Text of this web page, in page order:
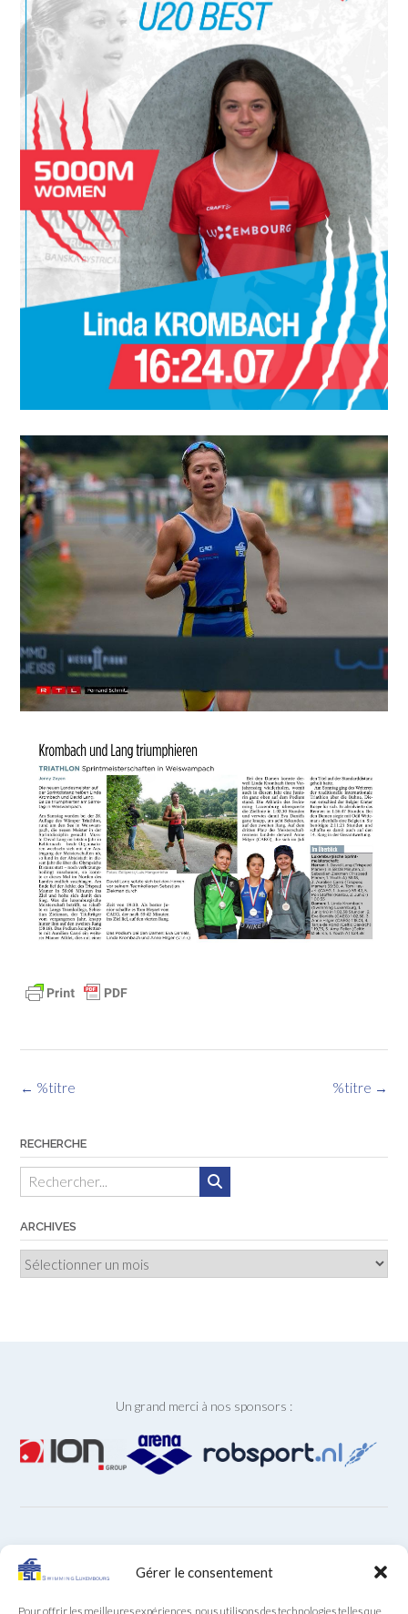
Gérer le consentement
Pour offrir les meilleures expériences, nous utilisons des technologies telles que
Navigation
%titre →
← %titre
RECHERCHE
ARCHIVES
Archives
Un grand merci à nos sponsors :
ARCHIVES